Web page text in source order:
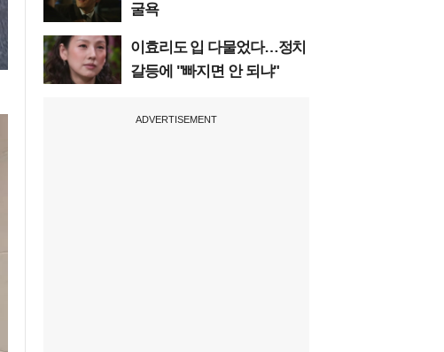
굴욕
이효리도 입 다물었다…정치
갈등에 "빠지면 안 되냐"
ADVERTISEMENT